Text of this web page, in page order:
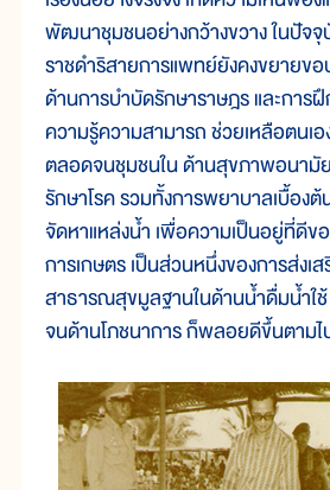
พัฒนาชุมชนอย่างกว้างขวาง ในปัจจุ
ราชดำริสายการแพทย์ยังคงขยายขอ
ด้านการบำบัดรักษาราษฎร และการ
ความรู้ความสามารถ ช่วยเหลือตนเ
ตลอดจนชุมชนใน ด้านสุขภาพอนามั
รักษาโรค รวมทั้งการพยาบาลเบื้องต้
จัดหาแหล่งน้ำ เพื่อความเป็นอยู่ที่ดี
การเกษตร เป็นส่วนหนึ่งของการส่งเ
สาธารณสุขมูลฐานในด้านน้ำดื่มน้ำ
จนด้านโภชนาการ ก็พลอยดีขึ้นตาม